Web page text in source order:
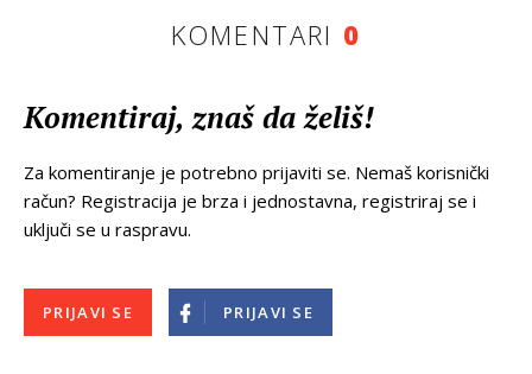
KOMENTARI 0
Komentiraj, znaš da želiš!
Za komentiranje je potrebno prijaviti se. Nemaš korisnički
račun? Registracija je brza i jednostavna, registriraj se i
uključi se u raspravu.
PRIJAVI SE PRIJAVI SE